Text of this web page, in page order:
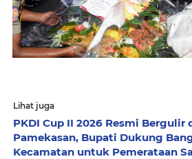
Lihat juga
PKDI Cup II 2026 Resmi Bergulir
Pamekasan, Bupati Dukung
Kecamatan untuk Pemerataan